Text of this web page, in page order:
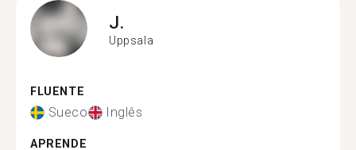
J.
Uppsala
FLUENTE
Sueco Inglês
APRENDE